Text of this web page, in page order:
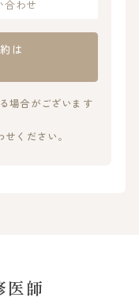
合わせ
は
場合がございます
ください。
医師